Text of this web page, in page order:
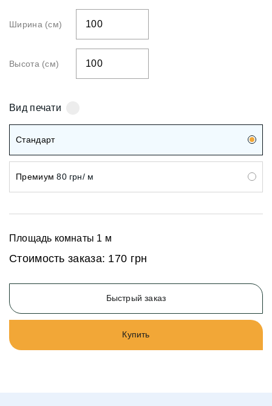
Ширина (см)
Высота (см)
Вид печати
Стандарт
Премиум 80 грн/ м
Площадь комнаты 1 м
Стоимость заказа: 170 грн
Быстрый заказ
Купить